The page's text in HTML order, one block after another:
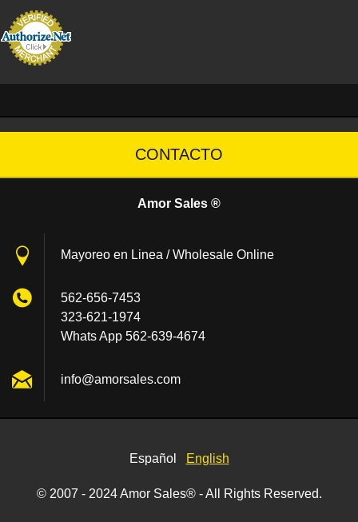
CONTACTO
Amor Sales ®
Mayoreo en Linea / Wholesale Online
562-656-7453
323-621-1974
Whats App 562-639-4674
info@amorsales.com
Español English
© 2007 - 2024 Amor Sales® - All Rights Reserved.